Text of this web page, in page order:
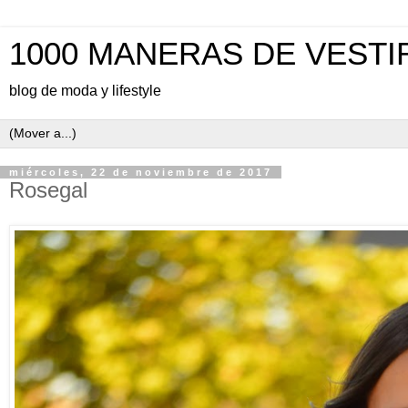
1000 MANERAS DE
blog de moda y lifestyle
miércoles, 22 de noviembre de 2017
Rosegal